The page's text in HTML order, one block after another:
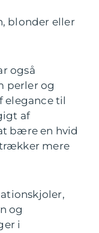
blonder eller
også
perler og
elegance til
af
bære en hvid
mere
og
i